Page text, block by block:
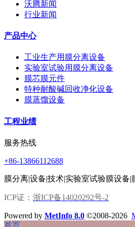
沃腾新闻
行业新闻
产品中心
工业生产用膜分离设备
实验室试验用膜分离设备
膜芯膜元件
特种耐酸碱回收净化设备
膜蒸馏设备
工程业绩
服务热线
+86-13866112688
膜分离|设备|技术|实验室试验膜设备
ICP证： 浙ICP备14020292号-2
Powered by MetInfo 8.0 ©2008-2026
首页